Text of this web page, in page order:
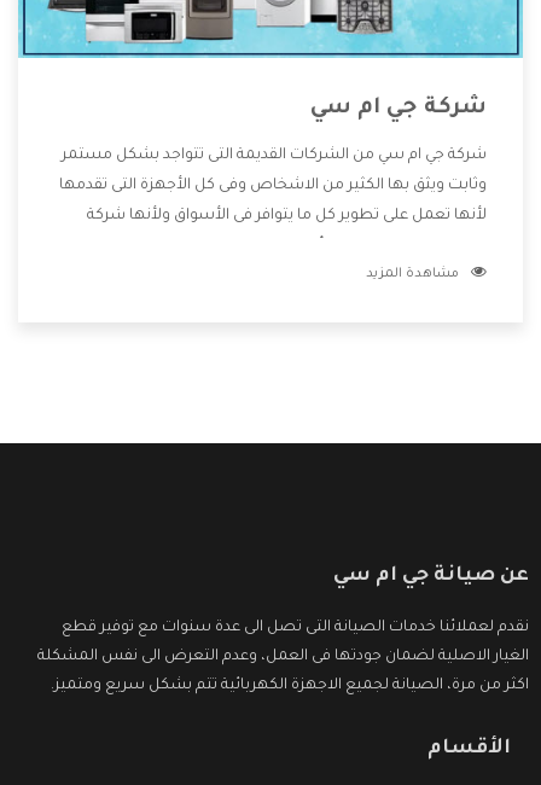
شركة جي ام سي
شركة جي ام سي من الشركات القديمة التى تتواجد بشكل مستمر
وثابت ويثق بها الكثير من الاشخاص وفى كل الأجهزة التى تقدمها
لأنها تعمل على تطوير كل ما يتوافر فى الأسواق ولأنها شركة
وتقدم للعملاء أقوى العروض والخصومات التى تسهل على
مشاهدة المزيد
عن صيانة جي ام سي
نقدم لعملائنا خدمات الصيانة التى تصل الى عدة سنوات مع توفير قطع
الغيار الاصلية لضمان جودتها فى العمل، وعدم التعرض الى نفس المشكلة
اكثر من مرة، الصيانة لجميع الاجهزة الكهربائية تتم بشكل سريع ومتميز.
الأقسام